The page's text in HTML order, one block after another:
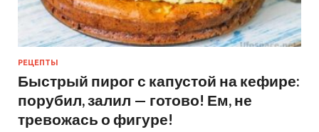
РЕЦЕПТЫ
Быстрый пирог с капустой на кефире:
порубил, залил — готово! Ем, не
тревожась о фигуре!